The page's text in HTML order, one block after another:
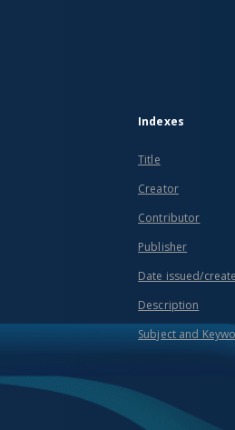
Indexes
Title
Creator
Contributor
Publisher
Date issued/
Description
Subject and